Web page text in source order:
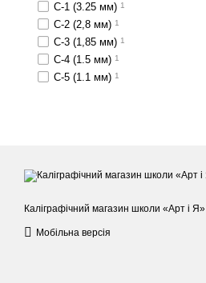
C-1 (3.25 мм) 1
C-2 (2,8 мм) 1
C-3 (1,85 мм) 1
C-4 (1.5 мм) 1
C-5 (1.1 мм) 1
Каліграфічний магазин школи «Арт і Я»
Мобільна версія